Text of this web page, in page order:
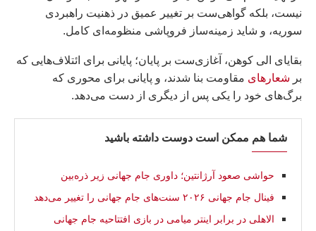
نیست، بلکه گواهی‌ست بر تغییر عمیق در ذهنیت راهبردی
سوریه، و شاید زمینه‌ساز فروپاشی منظومه‌ای کامل.
بقایای الی کوهن، آغازی‌ست بر پایان؛ پایانی برای ائتلاف‌هایی که
بر شعارهای مقاومت بنا شدند، و پایانی برای محوری که
برگ‌های خود را یکی پس از دیگری از دست می‌دهد.
شما هم ممکن است دوست داشته باشید
حواشی صعود آرژانتین؛ داوری جام جهانی زیر ذره‌بین
فینال جام جهانی ۲۰۲۶ سنت‌های جام جهانی را تغییر می‌دهد
الاهلی در برابر اینتر میامی در بازی افتتاحیه جام جهانی